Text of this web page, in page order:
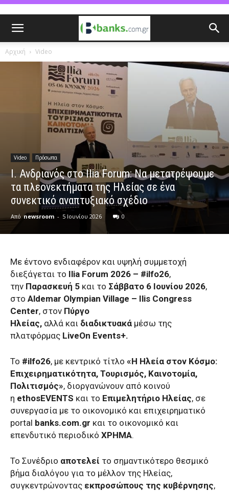
Αρχική Video
Video Πρόσωπα
Ι. Ανδριανός στο Ilia Forum: Να μετατρέψουμε
τα πλεονεκτήματα της Ηλείας σε ένα
συνεκτικό αναπτυξιακό σχέδιο
Από newsroom - 5 Ιουνίου 2026 0
Με έντονο ενδιαφέρον και υψηλή συμμετοχή
διεξάγεται το Ilia Forum 2026 – #ilfo26,
την Παρασκευή 5 και το Σάββατο 6 Ιουνίου 2026,
στο Aldemar Olympian Village – Ilis Congress
Center, στον Πύργο
Ηλείας, αλλά και διαδικτυακά μέσω της
πλατφόρμας LiveOn Events+.
Το #ilfo26, με κεντρικό τίτλο «Η Ηλεία στον Κόσμο:
Επιχειρηματικότητα, Τουρισμός, Καινοτομία,
Πολιτισμός», διοργανώνουν από κοινού
η ethosEVENTS και το Επιμελητήριο Ηλείας, σε
συνεργασία με το οικονομικό και επιχειρηματικό
portal banks.com.gr και το οικονομικό και
επενδυτικό περιοδικό ΧΡΗΜΑ.
Το Συνέδριο αποτελεί το σημαντικότερο θεσμικό
βήμα διαλόγου για το μέλλον της Ηλείας,
συγκεντρώνοντας εκπροσώπους της κυβέρνησης,